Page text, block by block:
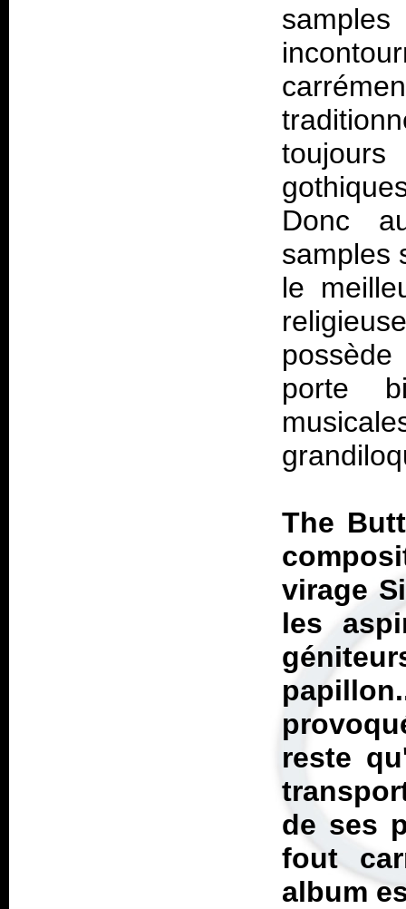
Donc
samples
le
porte
The
virage
les
reste
de ses
fout
album